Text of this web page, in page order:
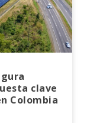
clave
Colombia